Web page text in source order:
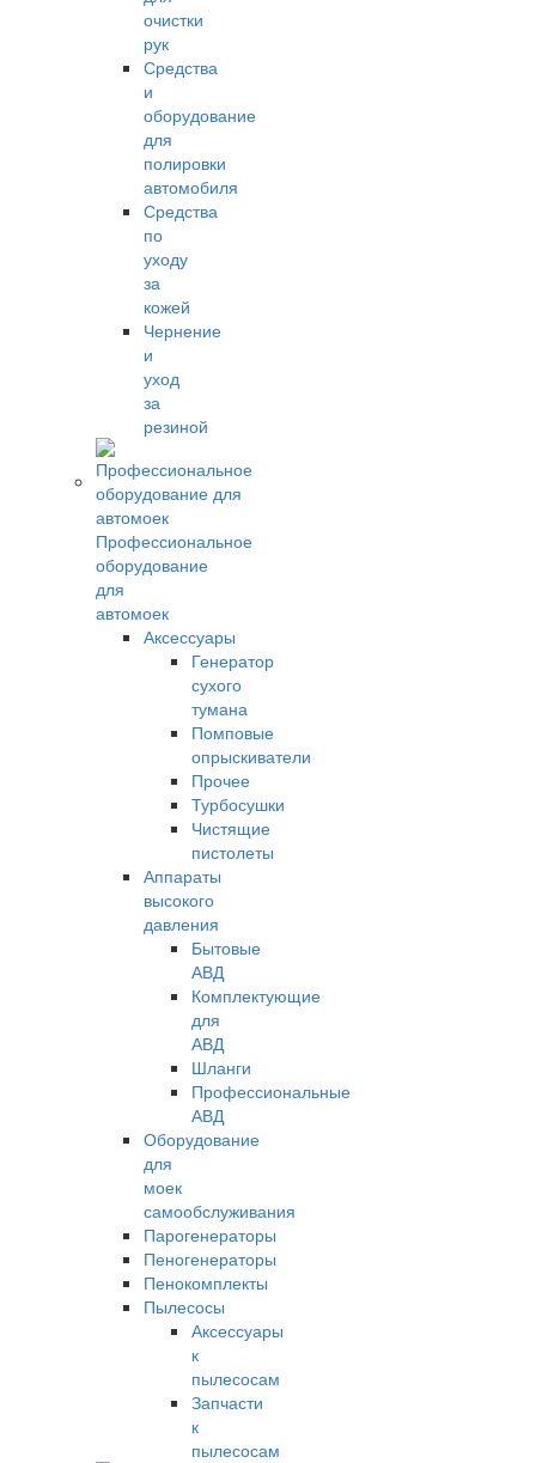
очистки
рук
Средства
и
оборудование
для
полировки
автомобиля
Средства
по
уходу
за
кожей
Чернение
и
уход
за
резиной
Профессиональное
оборудование
для
автомоек
Аксессуары
Генератор
сухого
тумана
Помповые
опрыскиватели
Прочее
Турбосушки
Чистящие
пистолеты
Аппараты
высокого
давления
Бытовые
АВД
Комплектующие
для
АВД
Шланги
Профессиональные
АВД
Оборудование
для
моек
самообслуживания
Парогенераторы
Пеногенераторы
Пенокомплекты
Пылесосы
Аксессуары
к
пылесосам
Запчасти
к
пылесосам